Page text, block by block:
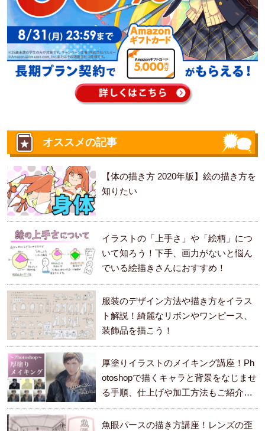
オススメの記事
【体の描き方 2020年版】絵の描き方を
知りたい
イラストの「上手さ」や「絵柄」につ
いて知ろう！下手、画力がないと悩ん
でいる絵描きさんにおすすめ！
服装のデザイン方法や描き方をイラス
ト解説！綺麗なリボンやワンピース、
装飾品を描こう！
厚塗りイラストのメイキング講座！Ph
otoshopで描くキャラと背景をなじませ
る手順、仕上げや加工方法もご紹介し
ます。
魚眼パースの描き方講座！レンズの歪